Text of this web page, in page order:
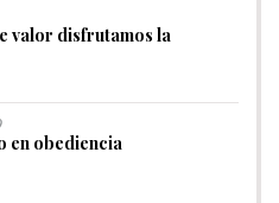
valor disfrutamos la
en obediencia